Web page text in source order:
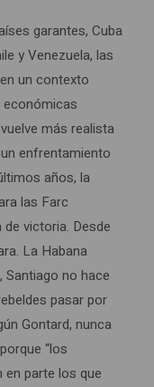
garantes, Cuba
y Venezuela, las
un contexto
más realista
enfrentamiento
años, la
las Farc
victoria. Desde
La Habana
Santiago no hace
pasar por
Gontard, nunca
“los
parte los que